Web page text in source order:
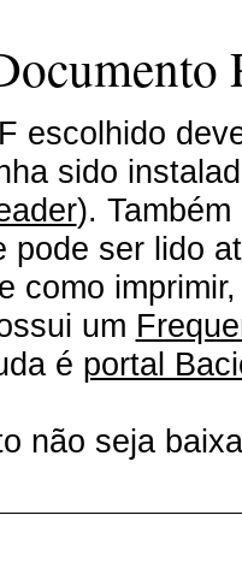
escolhido
sido
).
pode ser lido
como
um
é portal
não seja